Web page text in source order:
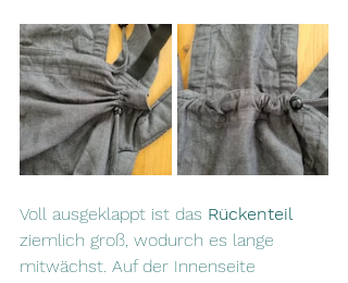
Voll ausgeklappt ist das Rückenteil
ziemlich groß, wodurch es lange
mitwächst. Auf der Innenseite